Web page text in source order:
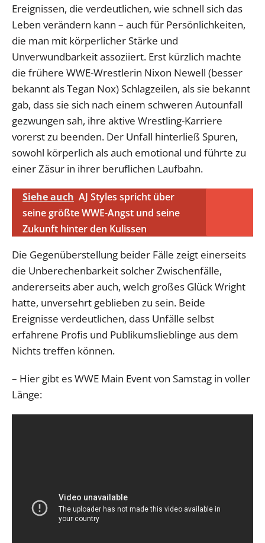
Ereignissen, die verdeutlichen, wie schnell sich das
Leben verändern kann – auch für Persönlichkeiten,
die man mit körperlicher Stärke und
Unverwundbarkeit assoziiert. Erst kürzlich machte
die frühere WWE-Wrestlerin Nixon Newell (besser
bekannt als Tegan Nox) Schlagzeilen, als sie bekannt
gab, dass sie sich nach einem schweren Autounfall
gezwungen sah, ihre aktive Wrestling-Karriere
vorerst zu beenden. Der Unfall hinterließ Spuren,
sowohl körperlich als auch emotional und führte zu
einer Zäsur in ihrer beruflichen Laufbahn.
Siehe auch AJ Styles spricht über
seine größte WWE-Angst und seine
Zukunft hinter den Kulissen
Die Gegenüberstellung beider Fälle zeigt einerseits
die Unberechenbarkeit solcher Zwischenfälle,
andererseits aber auch, welch großes Glück Wright
hatte, unversehrt geblieben zu sein. Beide
Ereignisse verdeutlichen, dass Unfälle selbst
erfahrene Profis und Publikumslieblinge aus dem
Nichts treffen können.
– Hier gibt es WWE Main Event von Samstag in voller
Länge: